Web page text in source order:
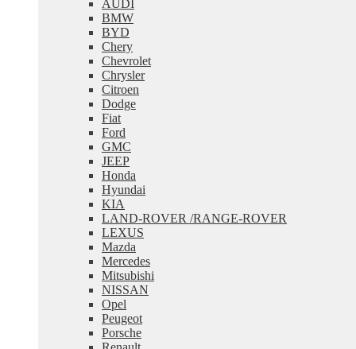
AUDI
BMW
BYD
Chery
Chevrolet
Chrysler
Citroen
Dodge
Fiat
Ford
GMC
JEEP
Honda
Hyundai
KIA
LAND-ROVER /RANGE-ROVER
LEXUS
Mazda
Mercedes
Mitsubishi
NISSAN
Opel
Peugeot
Porsche